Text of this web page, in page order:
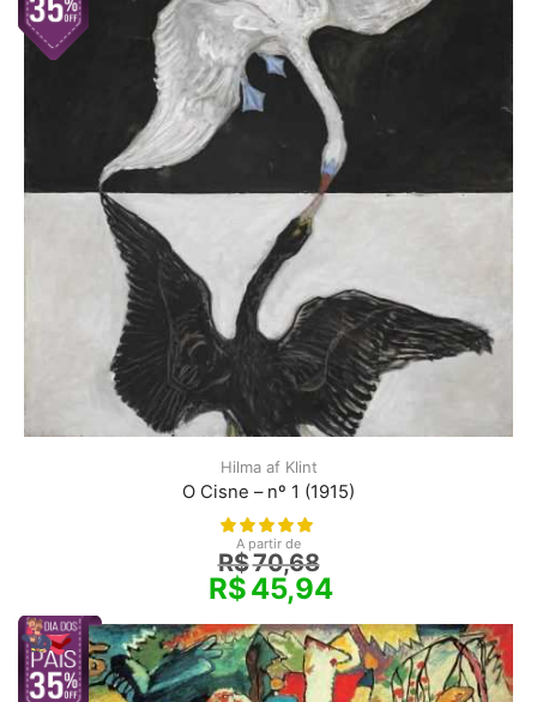
Hilma af Klint
O Cisne – nº 1 (1915)
A partir de
R$70,68
R$45,94